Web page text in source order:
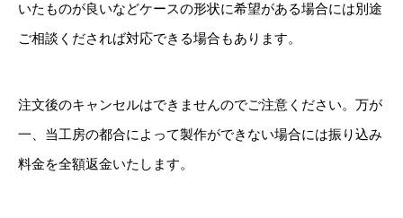
いたものが良いなどケースの形状に希望がある場合には別途
ご相談くだされば対応できる場合もあります。
注文後のキャンセルはできませんのでご注意ください。万が
一、当工房の都合によって製作ができない場合には振り込み
料金を全額返金いたします。